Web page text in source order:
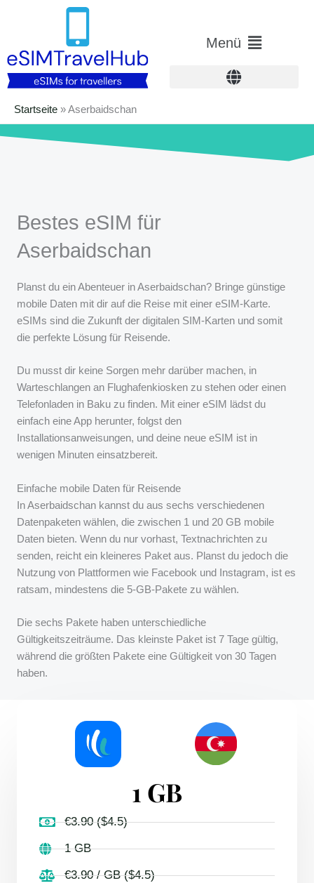
Hauptmenü
Menü
Startseite »Aserbaidschan
Bestes eSIM für
Aserbaidschan
Planst du ein Abenteuer in Aserbaidschan? Bringe günstige
mobile Daten mit dir auf die Reise mit einer eSIM-Karte.
eSIMs sind die Zukunft der digitalen SIM-Karten und somit
die perfekte Lösung für Reisende.
Du musst dir keine Sorgen mehr darüber machen, in
Warteschlangen an Flughafenkiosken zu stehen oder einen
Telefonladen in Baku zu finden. Mit einer eSIM lädst du
einfach eine App herunter, folgst den
Installationsanweisungen, und deine neue eSIM ist in
wenigen Minuten einsatzbereit.
Einfache mobile Daten für Reisende
In Aserbaidschan kannst du aus sechs verschiedenen
Datenpaketen wählen, die zwischen 1 und 20 GB mobile
Daten bieten. Wenn du nur vorhast, Textnachrichten zu
senden, reicht ein kleineres Paket aus. Planst du jedoch die
Nutzung von Plattformen wie Facebook und Instagram, ist es
ratsam, mindestens die 5-GB-Pakete zu wählen.
Die sechs Pakete haben unterschiedliche
Gültigkeitszeiträume. Das kleinste Paket ist 7 Tage gültig,
während die größten Pakete eine Gültigkeit von 30 Tagen
haben.
1 GB
€3.90 ($4.5)
1 GB
€3.90 / GB ($4.5)